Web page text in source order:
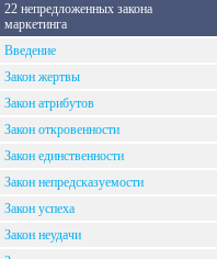
22 непредложенных закона
маркетинга
Введение
Закон жертвы
Закон атрибутов
Закон откровенности
Закон единственности
Закон непредсказуемости
Закон успеха
Закон неудачи